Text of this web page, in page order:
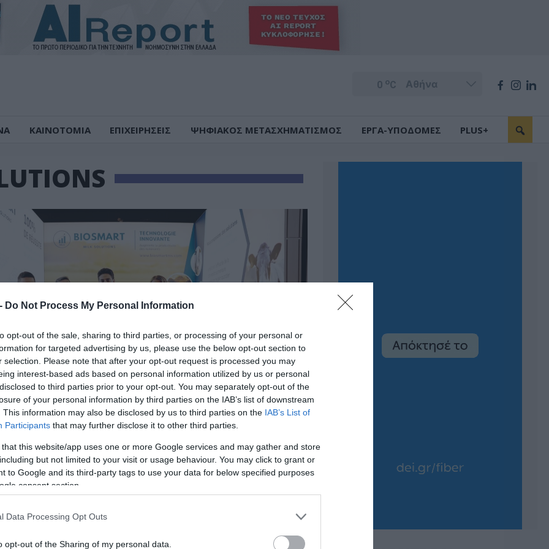
Do Not Process My Personal Information
opt-out of the sale, sharing to third parties, or processing of your personal or
for targeted advertising by us, please use the below opt-out section to
selection. Please note that after your opt-out request is processed you may
interest-based ads based on personal information utilized by us or personal
to third parties prior to your opt-out. You may separately opt-out of the
of your personal information by third parties on the IAB’s list of downstream
This information may also be disclosed by us to third parties on the IAB’s List of
Participants that may further disclose it to other third parties.
that this website/app uses one or more Google services and may gather and store
but not limited to your visit or usage behaviour. You may click to grant or
to Google and its third-party tags to use your data for below specified purposes
consent section.
Data Processing Opt Outs
opt-out of the Sharing of my personal data.
0 oC
ΚΑΙΝΟΤΟΜΙΑ ΕΠΙΧΕΙΡΗΣΕΙΣ ΨΗΦΙΑΚΟΣ ΜΕΤΑΣΧΗΜΑΤΙΣΜΟΣ ΕΡΓΑ-ΥΠΟΔΟΜΕΣ PLUS+